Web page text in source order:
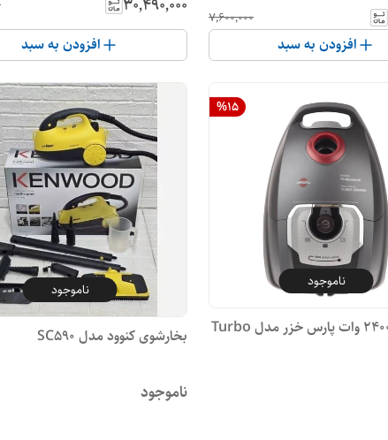
۷٬۶۰۰٬۰۰۰
افزودن به سبد
۳۰٬۴۹۰٬۰۰۰
افزودن به سبد
%15
ناموجود
جاروبرقی 2400 وات پارس خزر مدل Turbo
ناموجود
بخارشوی کنوود مدل SC590
ناموجود